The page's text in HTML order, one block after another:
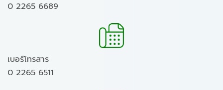
0 2265 6689
เบอร์โทรสาร
0 2265 6511